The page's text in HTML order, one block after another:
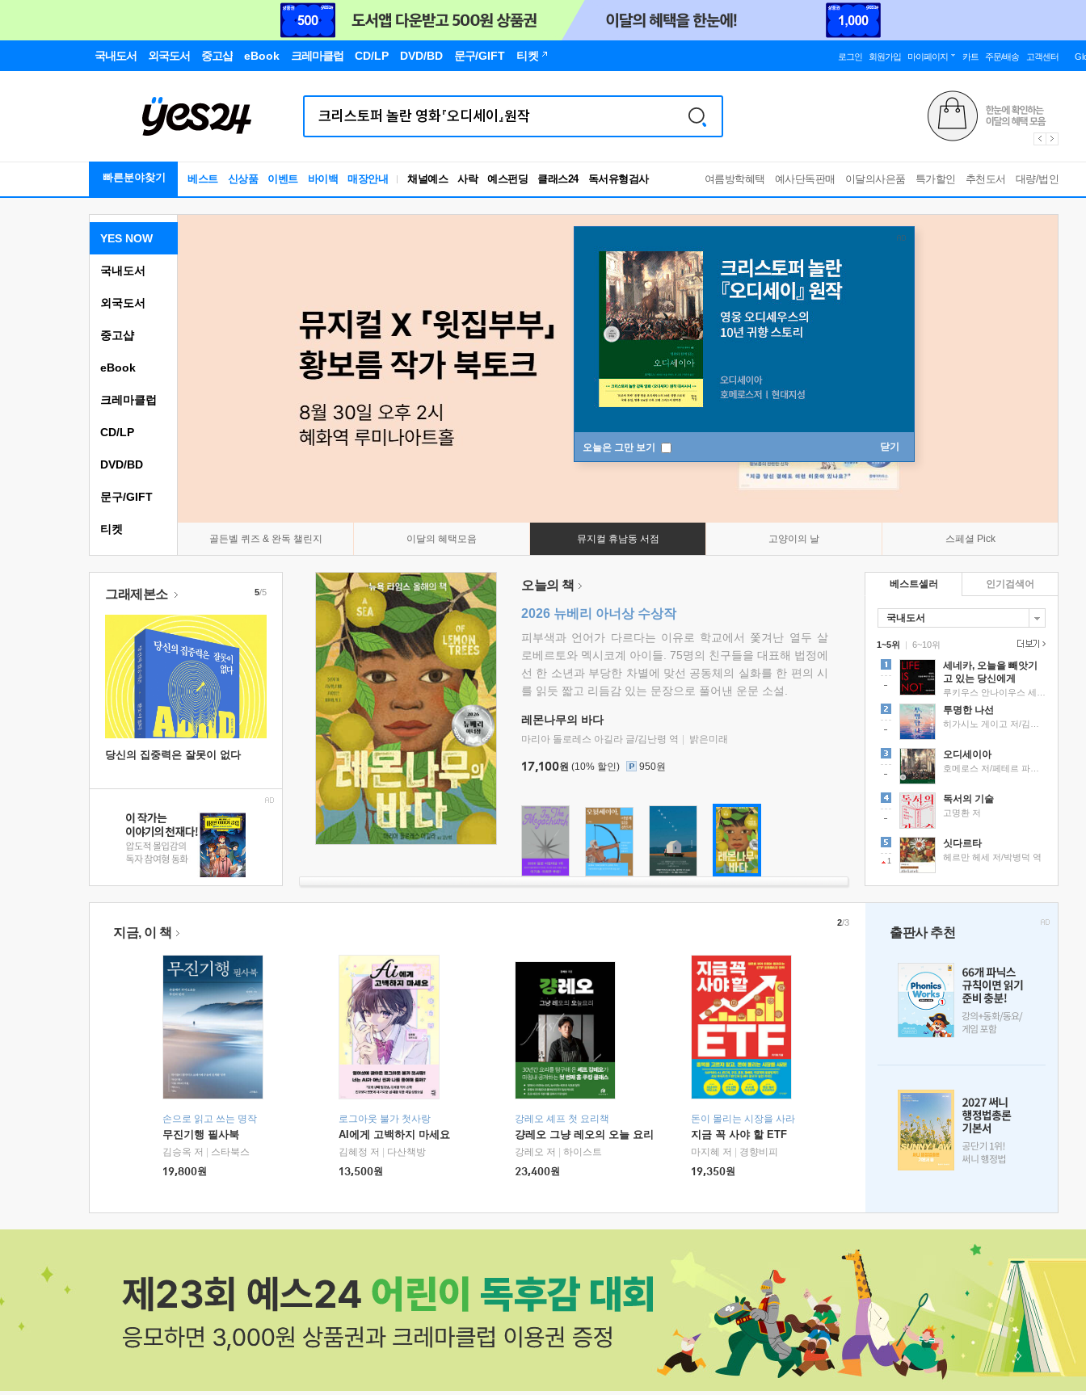
국내도서 외국도서 중고샵 eBook 크레마클럽 CD/LP DVD/BD 문구/GIFT 티켓 로그인 회원가입 마이페이지 카트 주문/배송 고객센터
빠른분야찾기 베스트 신상품 이벤트 바이백 매장안내 채널예스 사락 예스펀딩 클래스24
RBTI Lab
독서유형검사
여름방학혜택 예사단독판매 이달의사은품 특가할인 추천도서 대량/법인
오늘은 그만 보기 닫기
YES NOW
골든벨 퀴즈 & 완독 챌린지 이달의 혜택모음 뮤지컬 휴남동 서점 고양이의 날 스페셜 Pick
국내도서
외국도서
중고샵
eBook
크레마클럽
CD/LP
DVD/BD
문구/GIFT
티켓
그래제본소
당신의 집중력은 잘못이 없다
5/5 오늘의 책
2026 뉴베리 아너상 수상작
피부색과 언어가 다르다는 이유로 학교에서 쫓겨난 열두 살
로베르토와 멕시코계 아이들. 75명의 친구들을 대표해 법정에
선 한 소년과 부당한 차별에 맞선 공동체의 실화를 한 편의 시
를 읽듯 짧고 리듬감 있는 문장으로 풀어낸 운문 소설.
레몬나무의 바다
마리아 돌로레스 아길라 글/김난령 역 밝은미래
17,100원 (10% 할인) 950원
베스트셀러
국내도서
1~5위 |
세네카, 오늘을 빼앗기
고 있는 당신에게
투명한 나선
오디세이아
독서의 기술
고명환 저
1
싯다르타
헤르만 헤세 저/박병덕 역
6~10위
인기검색어
지금, 이 책
손으로 읽고 쓰는 명작
무진기행 필사북
김승옥 저
스타북스
19,800원
로그아웃 불가 첫사랑
AI에게 고백하지 마세요
김혜정 저
다산책방
13,500원
강레오 셰프 첫 요리책
걍레오 그냥 레오의 오늘 요리
강레오 저
하이스트
23,400원
돈이 몰리는 시장을 사라
지금 꼭 사야 할 ETF
마지혜 저
경향비피
19,350원
2/3
출판사 추천